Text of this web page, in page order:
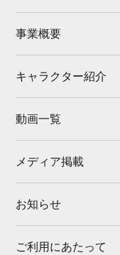
事業概要
キャラクター紹介
動画一覧
メディア掲載
お知らせ
ご利用にあたって